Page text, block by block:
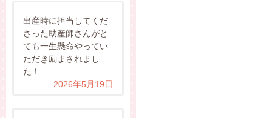
出産時に担当してくだ
さった助産師さんがと
ても一生懸命やってい
ただき励まされまし
た！
2026年5月19日